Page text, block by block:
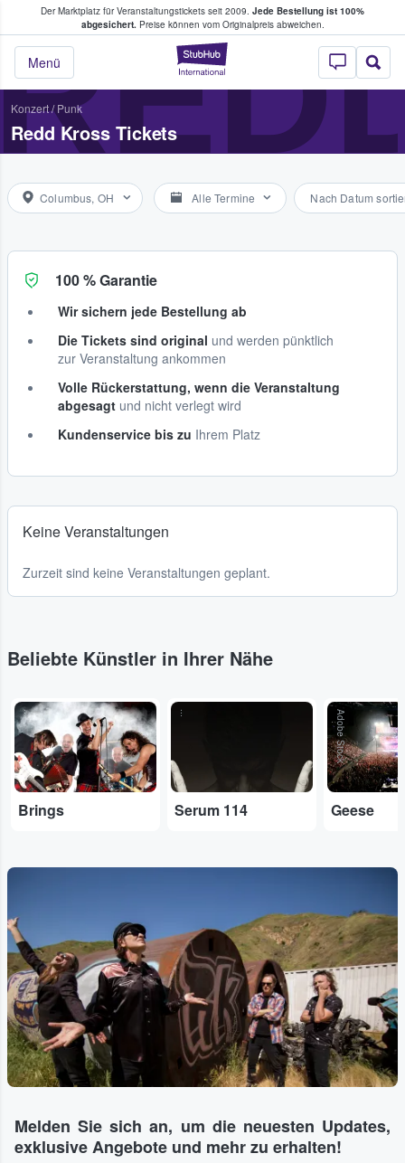
Der Marktplatz für Veranstaltungstickets seit 2009. Jede Bestellung ist 100%
abgesichert.Preise können vom Originalpreis abweichen.
StubHub - Wo
Menü
Tickets kaufen & verkaufen
Konzert/ Punk
Redd Kross Tickets
Columbus, OH Alle Termine Nach Datum
100 % Garantie
Wir sichern jede Bestellung ab
Die Tickets sind original und werden pünktlich
zur Veranstaltung ankommen
Volle Rückerstattung, wenn die Veranstaltung
abgesagt und nicht verlegt wird
Kundenservice bis zu Ihrem Platz
Keine Veranstaltungen
Zurzeit sind keine Veranstaltungen geplant.
Beliebte Künstler in Ihrer Nähe
...
Brings
...
Serum 114
Adobe Stock
Geese
Melden Sie sich an, um die neuesten Updates,
exklusive Angebote und mehr zu erhalten!